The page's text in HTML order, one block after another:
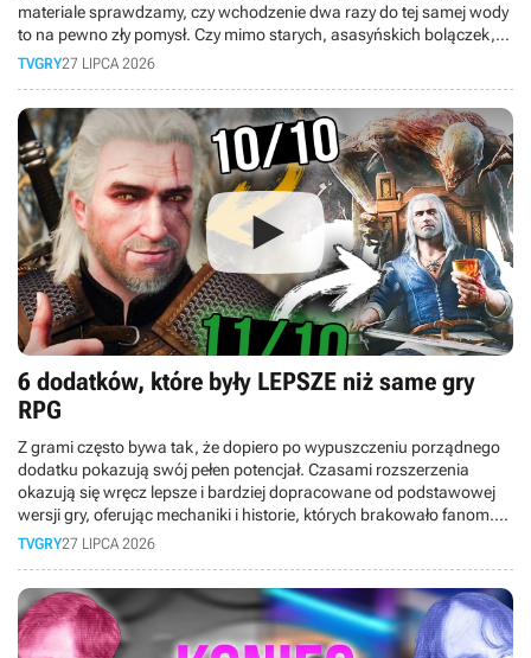
materiale sprawdzamy, czy wchodzenie dwa razy do tej samej wody
to na pewno zły pomysł. Czy mimo starych, asasyńskich bolączek,
obecnych między innymi w walce, to faktycznie najlepsza odsłona
TVGRY27 LIPCA 2026
6 dodatków, które były LEPSZE niż same gry
RPG
Z grami często bywa tak, że dopiero po wypuszczeniu porządnego
dodatku pokazują swój pełen potencjał. Czasami rozszerzenia
okazują się wręcz lepsze i bardziej dopracowane od podstawowej
wersji gry, oferując mechaniki i historie, których brakowało fanom.
Dlatego też w dzisiejszym materiale bierzemy pod lupę DLC, które
TVGRY27 LIPCA 2026